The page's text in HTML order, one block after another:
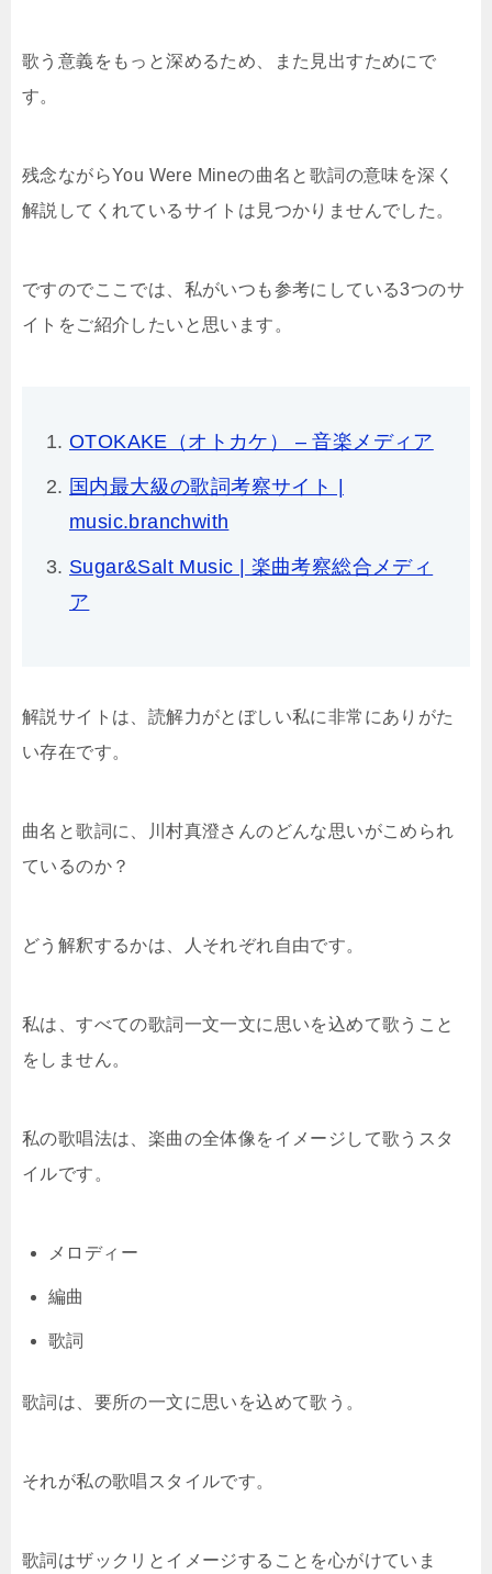
歌う意義をもっと深めるため、また見出すためにで
す。
残念ながらYou Were Mineの曲名と歌詞の意味を深く
解説してくれているサイトは見つかりませんでした。
ですのでここでは、私がいつも参考にしている3つのサ
イトをご紹介したいと思います。
OTOKAKE（オトカケ） – 音楽メディア
国内最大級の歌詞考察サイト |
music.branchwith
Sugar&Salt Music | 楽曲考察総合メディ
ア
解説サイトは、読解力がとぼしい私に非常にありがた
い存在です。
曲名と歌詞に、川村真澄さんのどんな思いがこめられ
ているのか？
どう解釈するかは、人それぞれ自由です。
私は、すべての歌詞一文一文に思いを込めて歌うこと
をしません。
私の歌唱法は、楽曲の全体像をイメージして歌うスタ
イルです。
メロディー
編曲
歌詞
歌詞は、要所の一文に思いを込めて歌う。
それが私の歌唱スタイルです。
歌詞はザックリとイメージすることを心がけていま